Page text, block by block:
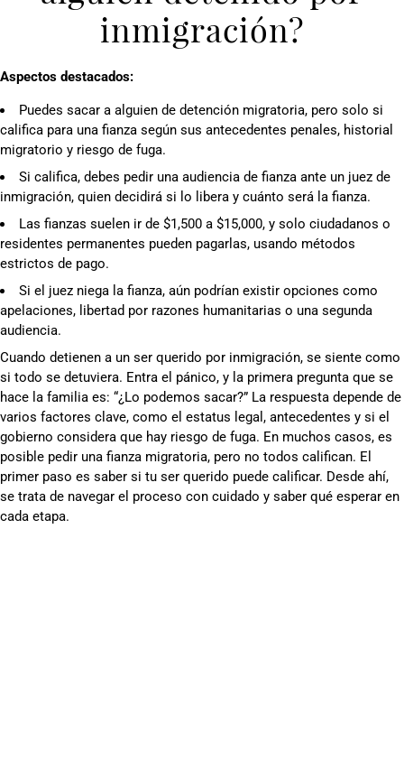
inmigración?
Aspectos destacados:
Puedes sacar a alguien de detención migratoria, pero solo si
califica para una fianza según sus antecedentes penales, historial
migratorio y riesgo de fuga.
Si califica, debes pedir una audiencia de fianza ante un juez de
inmigración, quien decidirá si lo libera y cuánto será la fianza.
Las fianzas suelen ir de $1,500 a $15,000, y solo ciudadanos o
residentes permanentes pueden pagarlas, usando métodos
estrictos de pago.
Si el juez niega la fianza, aún podrían existir opciones como
apelaciones, libertad por razones humanitarias o una segunda
audiencia.
Cuando detienen a un ser querido por inmigración, se siente como
si todo se detuviera. Entra el pánico, y la primera pregunta que se
hace la familia es: “¿Lo podemos sacar?” La respuesta depende de
varios factores clave, como el estatus legal, antecedentes y si el
gobierno considera que hay riesgo de fuga. En muchos casos, es
posible pedir una fianza migratoria, pero no todos califican. El
primer paso es saber si tu ser querido puede calificar. Desde ahí,
se trata de navegar el proceso con cuidado y saber qué esperar en
cada etapa.